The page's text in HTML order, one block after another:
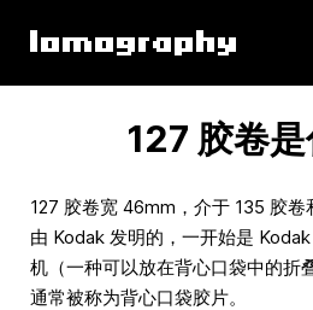
127 胶卷是
127 胶卷宽 46mm，介于 135 胶
由 Kodak 发明的，一开始是
机（一种可以放在背心口袋中的折
通常被称为背心口袋胶片。